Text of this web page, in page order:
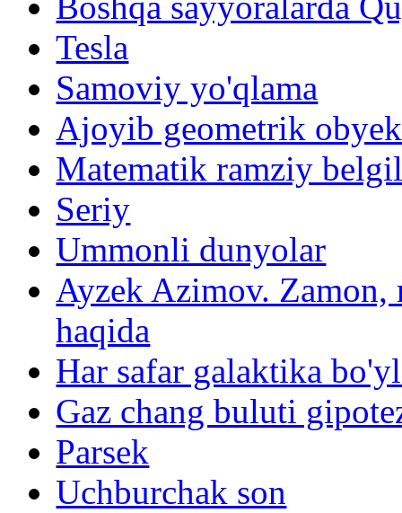
Tesla
Samoviy yo'qlama
Ajoyib geometrik
Matematik ramziy
Seriy
Ummonli dunyolar
Ayzek Azimov. Zamon,
haqida
Har safar galaktika
Gaz chang buluti
Parsek
Uchburchak son